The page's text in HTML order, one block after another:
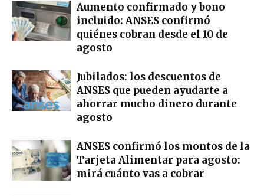
Aumento confirmado y bono
incluido: ANSES confirmó
quiénes cobran desde el 10 de
agosto
Jubilados: los descuentos de
ANSES que pueden ayudarte a
ahorrar mucho dinero durante
agosto
ANSES confirmó los montos de la
Tarjeta Alimentar para agosto:
mirá cuánto vas a cobrar